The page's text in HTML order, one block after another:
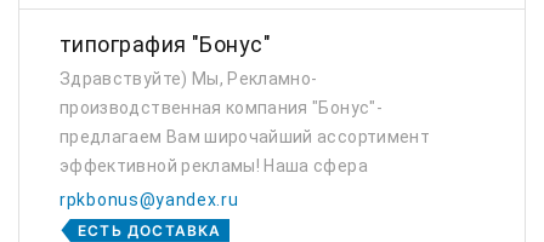
типография "Бонус"
Здравствуйте) Мы, Рекламно-
производственная компания "Бонус"-
предлагаем Вам широчайший ассортимент
эффективной рекламы! Наша сфера
деятельности: Типография, Наружная
реклама, Бизнес подарки и сувениры.
rpkbonus@yandex.ru
ЕСТЬ ДОСТАВКА